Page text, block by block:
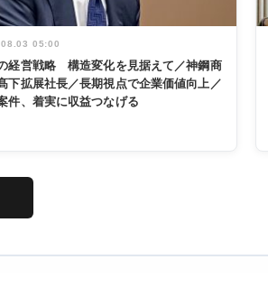
05:00
経営戦略 構造変化を見据えて／神鋼商
拡展社長／長期視点で企業価値向上／
件、着実に収益つなげる